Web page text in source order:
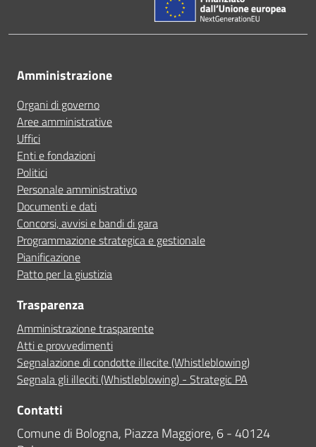
Amministrazione
Organi di governo
Aree amministrative
Uffici
Enti e fondazioni
Politici
Personale amministrativo
Documenti e dati
Concorsi, avvisi e bandi di gara
Programmazione strategica e gestionale
Pianificazione
Patto per la giustizia
Trasparenza
Amministrazione trasparente
Atti e provvedimenti
Segnalazione di condotte illecite (Whistleblowing)
Segnala gli illeciti (Whistleblowing) - Strategic PA
Contatti
Comune di Bologna, Piazza Maggiore, 6 - 40124